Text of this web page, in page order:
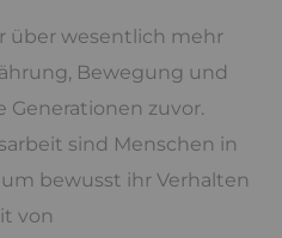
über wesentlich mehr
Bewegung und
Generationen zuvor.
sind Menschen in
bewusst ihr Verhalten
von